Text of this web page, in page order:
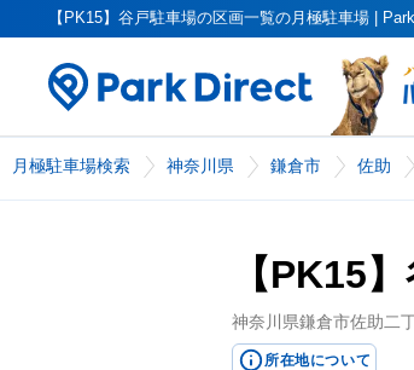
【PK15】谷戸駐車場の区画一覧の月極駐車場 |
月極駐車場検索 神奈川県 鎌倉市 佐助
【PK15
神奈川県鎌倉市佐助二
所在地について